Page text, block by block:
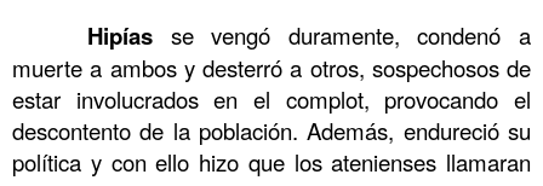
Hipías se vengó duramente, condenó a
muerte a ambos y desterró a otros, sospechosos de
estar involucrados en el complot, provocando el
descontento de la población. Además, endureció su
política y con ello hizo que los atenienses llamaran